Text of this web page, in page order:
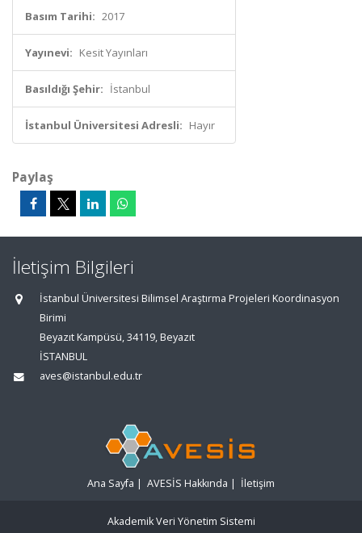
Basım Tarihi: 2017
Yayınevi: Kesit Yayınları
Basıldığı Şehir: İstanbul
İstanbul Üniversitesi Adresli: Hayır
Paylaş
İletişim Bilgileri
İstanbul Üniversitesi Bilimsel Araştırma Projeleri Koordinasyon
Birimi
Beyazıt Kampüsü, 34119, Beyazıt
İSTANBUL
aves@istanbul.edu.tr
Ana Sayfa | AVESİS Hakkında | İletişim
Akademik Veri Yönetim Sistemi